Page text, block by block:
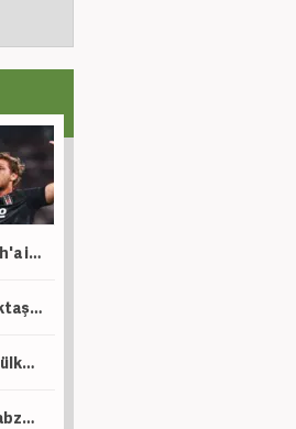
Belediye başkanından Salah'a ilginç teklif: 'Gel buradan toprak al'
Golcü planı zora girdi! Beşiktaş'ın transferine Sörloth engeli
İki günde çifte zafer! UEFA ülke puanında yükselişimiz sürüyor
Ertuğrul Doğan Salah'ın Trabzonspor'u seçme sebebini açıkladı!